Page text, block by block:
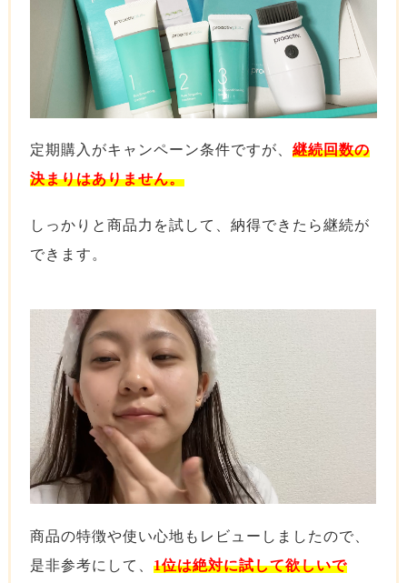
定期購入がキャンペーン条件ですが、継続回数の
決まりはありません。
しっかりと商品力を試して、納得できたら継続が
できます。
商品の特徴や使い心地もレビューしましたので、
是非参考にして、1位は絶対に試して欲しいで